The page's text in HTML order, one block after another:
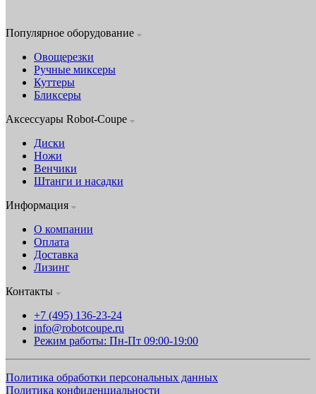
Популярное оборудование
Овощерезки
Ручные миксеры
Куттеры
Бликсеры
Аксессуары Robot-Coupe
Диски
Ножи
Венчики
Штанги и насадки
Информация
О компании
Оплата
Доставка
Лизинг
Контакты
+7 (495) 136-23-24
info@robotcoupe.ru
Режим работы: Пн-Пт 09:00-19:00
Политика обработки персональных данных
Политика конфиденциальности